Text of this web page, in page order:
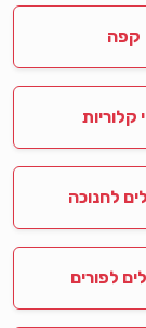
קפה
קלוריות
לחנוכה
לפורים